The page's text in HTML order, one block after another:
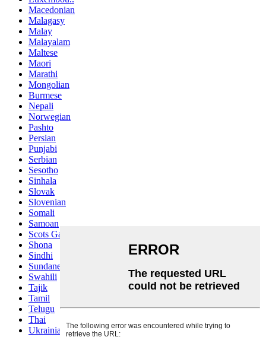
Macedonian
Malagasy
Malay
Malayalam
Maltese
Maori
Marathi
Mongolian
Burmese
Nepali
Norwegian
Pashto
Persian
Punjabi
Serbian
Sesotho
Sinhala
Slovak
Slovenian
Somali
Samoan
Scots Gaelic
Shona
Sindhi
Sundanese
Swahili
Tajik
Tamil
Telugu
Thai
Ukrainian